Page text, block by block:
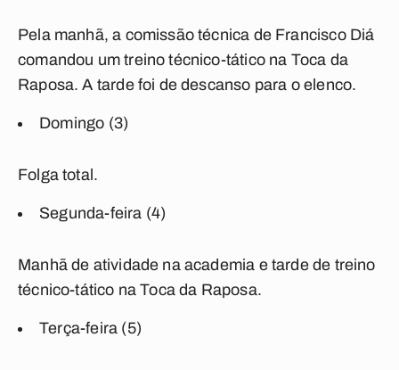
Pela manhã, a comissão técnica de Francisco Diá
comandou um treino técnico-tático na Toca da
Raposa. A tarde foi de descanso para o elenco.
Domingo (3)
Folga total.
Segunda-feira (4)
Manhã de atividade na academia e tarde de treino
técnico-tático na Toca da Raposa.
Terça-feira (5)